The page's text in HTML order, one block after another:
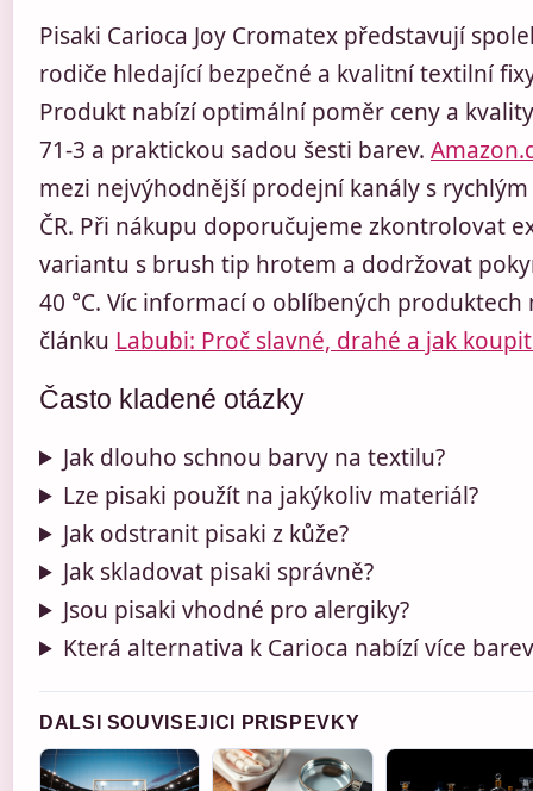
Pisaki Carioca Joy Cromatex představují
rodiče hledající bezpečné a kvalitní textilní
Produkt nabízí optimální poměr ceny a
71-3 a praktickou sadou šesti barev.
mezi nejvýhodnější prodejní kanály s
ČR. Při nákupu doporučujeme zkontrolovat
variantu s brush tip hrotem a dodržovat
40 °C. Víc informací o oblíbených produktech
článku Labubi: Proč slavné, drahé a jak
Často kladené otázky
Jak dlouho schnou barvy na textilu?
Lze pisaki použít na jakýkoliv materiál?
Jak odstranit pisaki z kůže?
Jak skladovat pisaki správně?
Jsou pisaki vhodné pro alergiky?
Která alternativa k Carioca nabízí více
DALSI SOUVISEJICI PRISPEVKY